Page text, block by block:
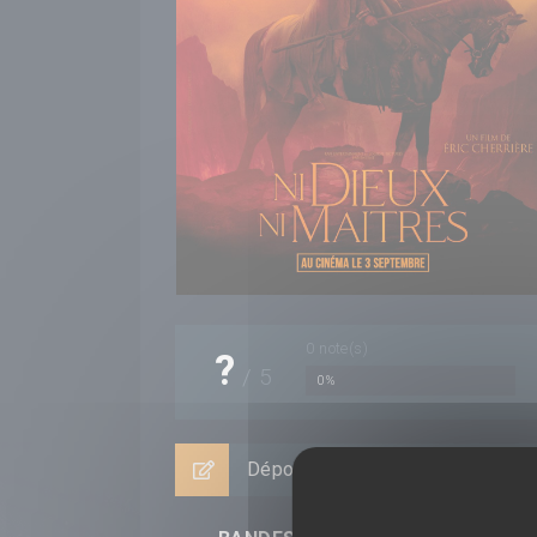
? 5 0%
Déposer un avis